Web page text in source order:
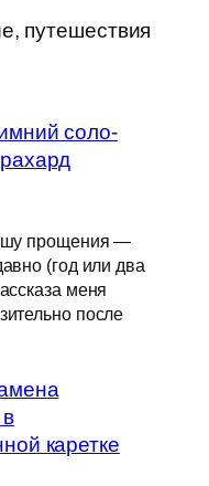
путешествия
соло-
прощения —
(год или два
меня
после
каретке